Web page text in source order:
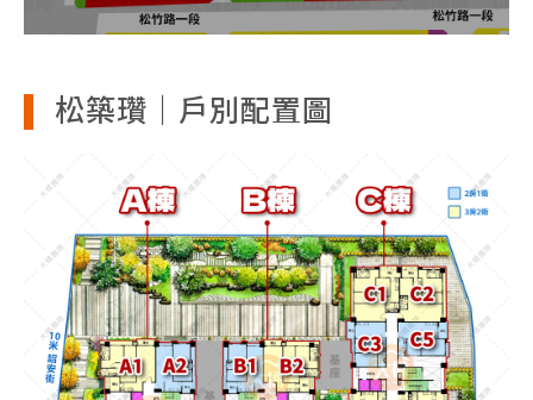
松築瓚｜戶別配置圖